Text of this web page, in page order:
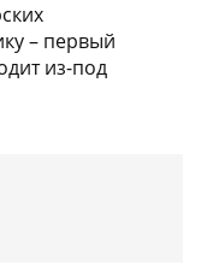
– первый
из-под